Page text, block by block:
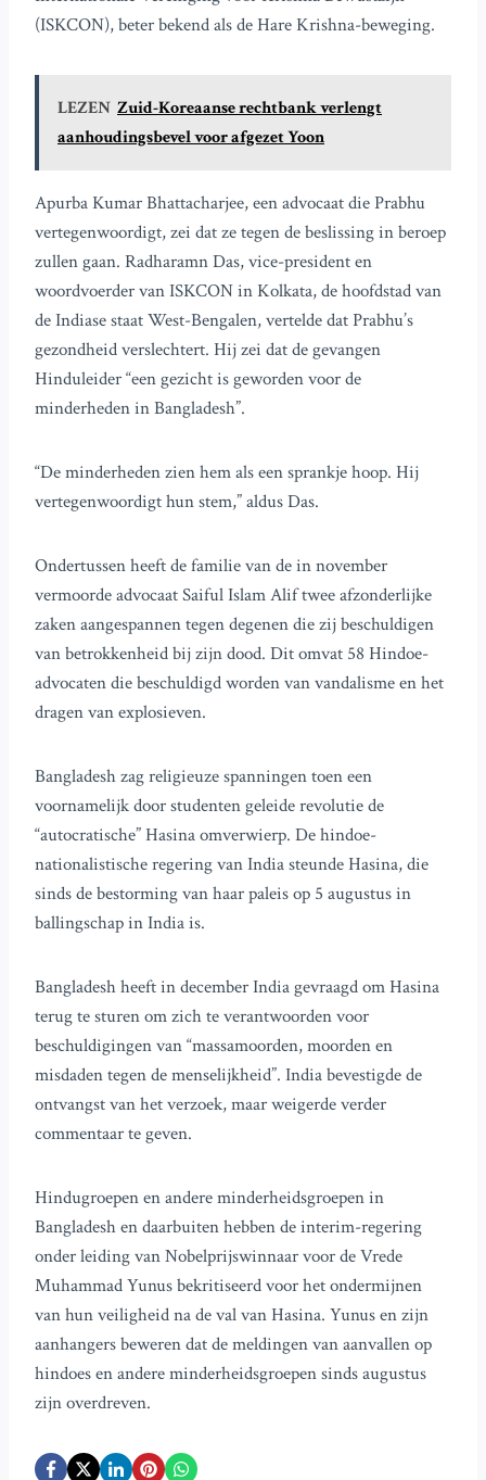
(ISKCON), beter bekend als de Hare Krishna-beweging.
LEZEN Zuid-Koreaanse rechtbank verlengt
aanhoudingsbevel voor afgezet Yoon
Apurba Kumar Bhattacharjee, een advocaat die Prabhu
vertegenwoordigt, zei dat ze tegen de beslissing in beroep
zullen gaan. Radharamn Das, vice-president en
woordvoerder van ISKCON in Kolkata, de hoofdstad van
de Indiase staat West-Bengalen, vertelde dat Prabhu’s
gezondheid verslechtert. Hij zei dat de gevangen
Hinduleider “een gezicht is geworden voor de
minderheden in Bangladesh”.
“De minderheden zien hem als een sprankje hoop. Hij
vertegenwoordigt hun stem,” aldus Das.
Ondertussen heeft de familie van de in november
vermoorde advocaat Saiful Islam Alif twee afzonderlijke
zaken aangespannen tegen degenen die zij beschuldigen
van betrokkenheid bij zijn dood. Dit omvat 58 Hindoe-
advocaten die beschuldigd worden van vandalisme en het
dragen van explosieven.
Bangladesh zag religieuze spanningen toen een
voornamelijk door studenten geleide revolutie de
“autocratische” Hasina omverwierp. De hindoe-
nationalistische regering van India steunde Hasina, die
sinds de bestorming van haar paleis op 5 augustus in
ballingschap in India is.
Bangladesh heeft in december India gevraagd om Hasina
terug te sturen om zich te verantwoorden voor
beschuldigingen van “massamoorden, moorden en
misdaden tegen de menselijkheid”. India bevestigde de
ontvangst van het verzoek, maar weigerde verder
commentaar te geven.
Hindugroepen en andere minderheidsgroepen in
Bangladesh en daarbuiten hebben de interim-regering
onder leiding van Nobelprijswinnaar voor de Vrede
Muhammad Yunus bekritiseerd voor het ondermijnen
van hun veiligheid na de val van Hasina. Yunus en zijn
aanhangers beweren dat de meldingen van aanvallen op
hindoes en andere minderheidsgroepen sinds augustus
zijn overdreven.